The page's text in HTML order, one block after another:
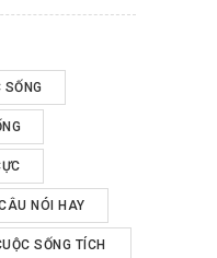
SỐNG
NÓI HAY
SỐNG TÍCH